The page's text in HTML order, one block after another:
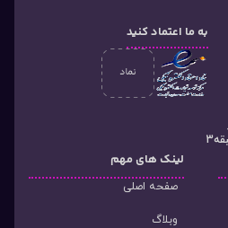
به ما اعتماد کنید
لینک های مهم
صفحه اصلی
وبلاگ